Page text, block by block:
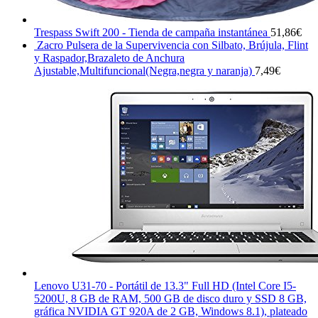
Trespass Swift 200 - Tienda de campaña instantánea 51,86€
Zacro Pulsera de la Supervivencia con Silbato, Brújula, Flint
y Raspador,Brazaleto de Anchura
Ajustable,Multifuncional(Negra,negra y naranja) 7,49€
Lenovo U31-70 - Portátil de 13.3" Full HD (Intel Core I5-
5200U, 8 GB de RAM, 500 GB de disco duro y SSD 8 GB,
gráfica NVIDIA GT 920A de 2 GB, Windows 8.1), plateado